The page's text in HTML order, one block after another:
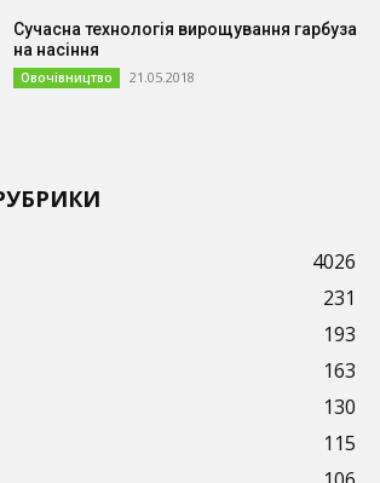
Сучасна технологія вирощування гарбуза
на насіння
Овочівництво 21.05.2018
4026
231
193
163
130
115